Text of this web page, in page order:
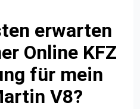
erwarten
Online KFZ
für mein
V8?